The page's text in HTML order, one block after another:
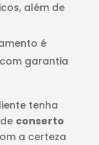
além de
é
garantia
tenha
conserto
a certeza